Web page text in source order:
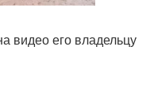
видео его владельцу